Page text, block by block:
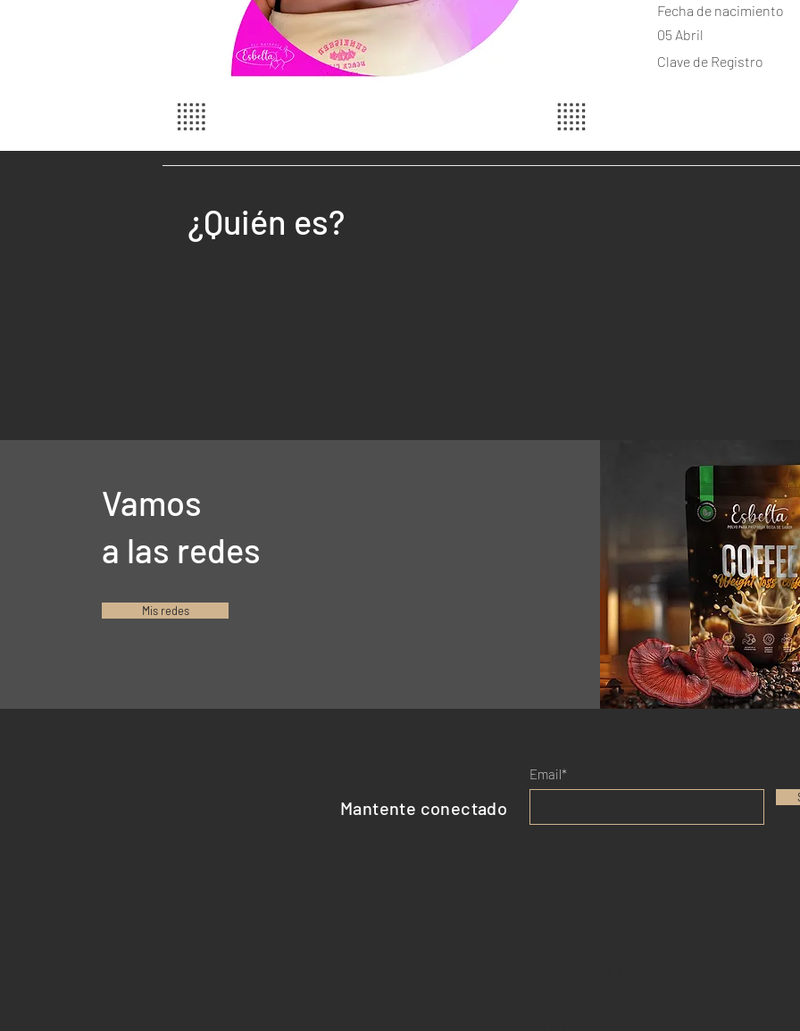
Fecha de nacimiento
05 Abril
Clave de Registro
¿Quién es?
Vamos
a las redes
Mis redes
Mantente conectado
Email*